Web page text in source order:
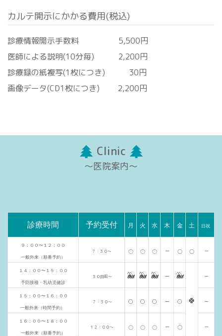
カルテ開示にかかる費用(税込)
診療情報開示手数料 5,500円
医師による説明(10分毎) 2,200円
診療録の紙複写(1枚につき) 30円
画像データ(CD1枚につき) 2,200円
Clinic
〜医院案内〜
診療時間 予約受付 月 火 水 木 金 土 日祝
９：００〜１２：００
一般外来（順番予約）
７：３０〜 ◯ ◯ ◯ ー ◯ ◯ ー
１４：００〜１５：００
予防接種・乳幼児健診
３０日前〜 🐳 🐳 🐳 ー 🐳
🍀
ー
１５：００〜１６：００
一般外来（時間予約）
７：３０〜 ◯ ◯ ◯ ー ◯ ー
１６：００〜１８：００
一般外来（順番予約）
１２：００〜 ◯ ◯ ◯ ー ◯ ー